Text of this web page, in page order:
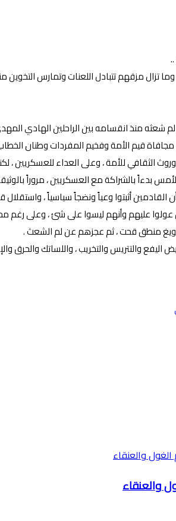
وتمارس التخوين منذ مقتلة يوليو 1971 يوم أن حسموا ما بينهم
شعثه منذ انقسامه بين الراحلين الهادي
قيم الأمة وفخيم المفردات وطنان
الثقافي للأمة ، وعلى العداء للعسكريين
بالشراكة مع العسكريين ، مروراً
أثبتوا وعياً ونضجاً سياسياً ،
عليهم وأنهم ليسوا على شئ ، وعلى رغم
منطق قحت ، ثم عجزهم عن لم الشعث .
والتتريس والتخريب ، واللساتك والحرق
والعنقاء